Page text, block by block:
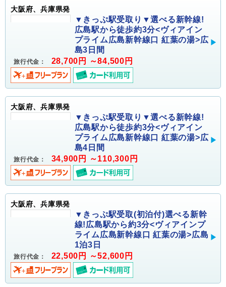
大阪府、兵庫県発
▼きっぷ駅受取り▼選べる新幹線!
広島駅から徒歩約3分<ヴィアイン
プライム広島新幹線口 紅葉の湯>広
島3日間
旅行代金： 28,700円 ～84,500円
大阪府、兵庫県発
▼きっぷ駅受取り▼選べる新幹線!
広島駅から徒歩約3分<ヴィアイン
プライム広島新幹線口 紅葉の湯>広
島4日間
旅行代金： 34,900円 ～110,300円
大阪府、兵庫県発
▼きっぷ駅受取(初泊付)選べる新幹
線!広島駅から約3分<ヴィアインプ
ライム広島新幹線口 紅葉の湯>広島
1泊3日
旅行代金： 22,500円 ～52,600円